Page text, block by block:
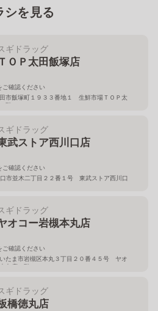
シを見る
ギドラッグ
ＴＯＰ太田飯塚店
ご確認ください
市飯塚町１９３３番地１ 生鮮市場ＴＯＰ太
階
ギドラッグ
武ストア西川口店
ご確認ください
市並木二丁目２２番１号 東武ストア西川口
ギドラッグ
オコー岩槻本丸店
ご確認ください
たま市岩槻区本丸３丁目２０番４５号 ヤオ
丸店２階
ギドラッグ
橋徳丸店